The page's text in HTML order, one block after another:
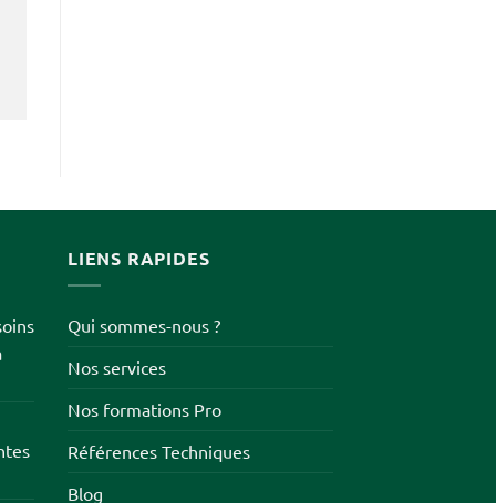
LIENS RAPIDES
Qui sommes-nous ?
Nos services
Nos formations Pro
Références Techniques
Blog